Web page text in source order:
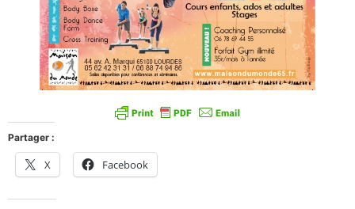
Partager :
X Facebook